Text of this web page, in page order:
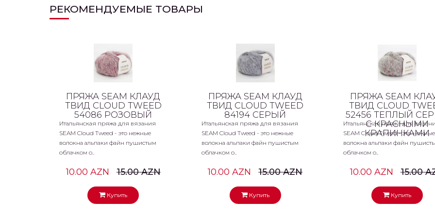
РЕКОМЕНДУЕМЫЕ ТОВАРЫ
ПРЯЖА SEAM КЛАУД
ТВИД CLOUD TWEED
54086 РОЗОВЫЙ
Итальянская пряжа для вязания
SEAM Cloud Tweed - это нежные
волокна альпаки файн пушистым
облачком о..
10.00 AZN 15.00 AZN
Купить
ПРЯЖА SEAM КЛАУД
ТВИД CLOUD TWEED
84194 СЕРЫЙ
Итальянская пряжа для вязания
SEAM Cloud Tweed - это нежные
волокна альпаки файн пушистым
облачком о..
10.00 AZN 15.00 AZN
Купить
ПРЯЖА SEAM
ТВИД CLOUD
52456 ТЕПЛЫЙ
С КРАСНЫМИ
КРАПИНКАМИ
Итальянская пряжа для
SEAM Cloud Tweed - это нежные
волокна альпаки файн
облачком о..
10.00 AZN 15.00
Купить